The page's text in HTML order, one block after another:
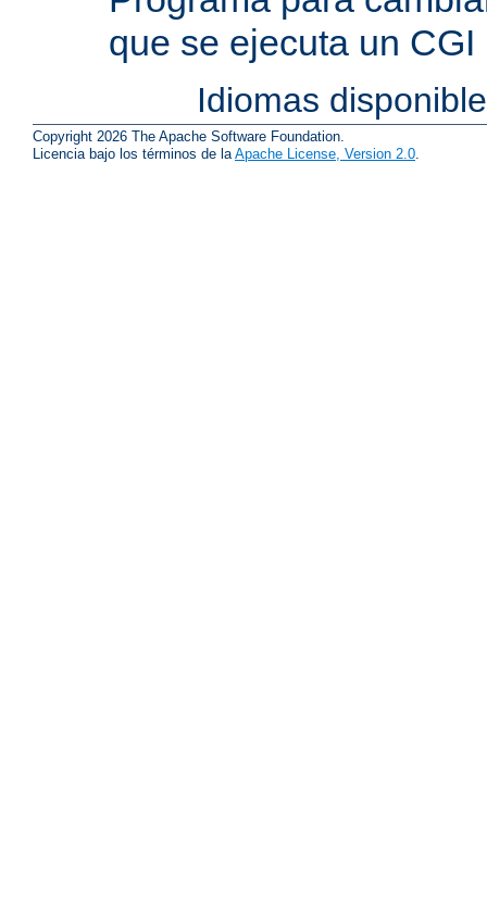
que se ejecuta un CGI
Idiomas
Copyright 2026 The Apache Software Foundation.
Licencia bajo los términos de laApache License, Version 2.0.